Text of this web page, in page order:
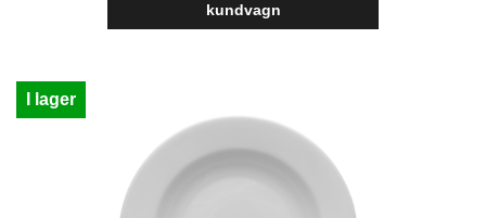
kundvagn
I lager